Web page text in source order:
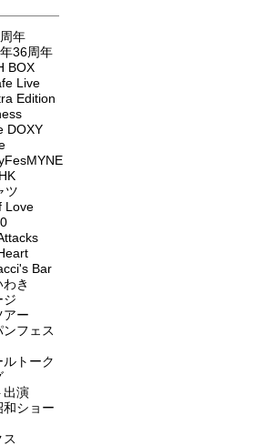
年
36周年
BOX
Live
Edition
DOXY
MYNE
ツ
Love
Bar
わき
ジ
アー
フェス
ルトーク
出演
和ショー